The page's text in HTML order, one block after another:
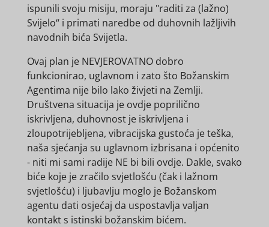
ispunili svoju misiju, moraju "raditi za (lažno)
Svijelo“ i primati naredbe od duhovnih lažljivih
navodnih bića Svijetla.
Ovaj plan je NEVJEROVATNO dobro
funkcionirao, uglavnom i zato što Božanskim
Agentima nije bilo lako živjeti na Zemlji.
Društvena situacija je ovdje poprilično
iskrivljena, duhovnost je iskrivljena i
zloupotrijebljena, vibracijska gustoća je teška,
naša sjećanja su uglavnom izbrisana i općenito
- niti mi sami radije NE bi bili ovdje. Dakle, svako
biće koje je zračilo svjetlošću (čak i lažnom
svjetlošću) i ljubavlju moglo je Božanskom
agentu dati osjećaj da uspostavlja valjan
kontakt s istinski božanskim bićem.